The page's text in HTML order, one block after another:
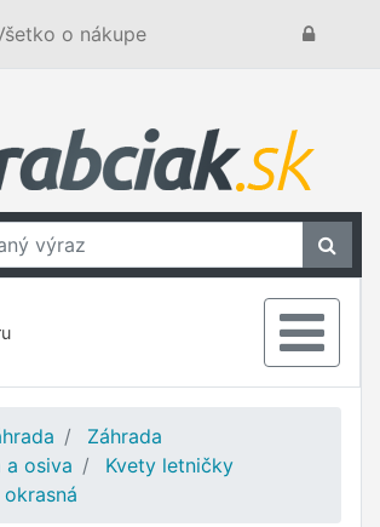
o nákupe
Záhrada
a osiva
Kvety letničky